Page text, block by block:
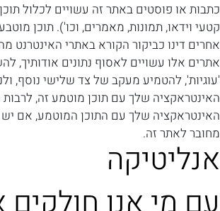
כתבות או פוסטים באתר זה עשויים לכלול
קטעי וידאו, תמונות, מאמרים, וכו'). תוכן
אחרים דינו כביקור הקורא באתרי האינטרנט
אתרים אלו עשויים לאסוף נתונים אודותיך,
'עוגיות', להטמיע מעקב של צד שלישי נוסף,
האינטראקציה שלך עם תוכן מוטמע זה,
האינטראקציה שלך עם התוכן המוטמע, אם
מחובר לאתר זה.
אנליטיקה